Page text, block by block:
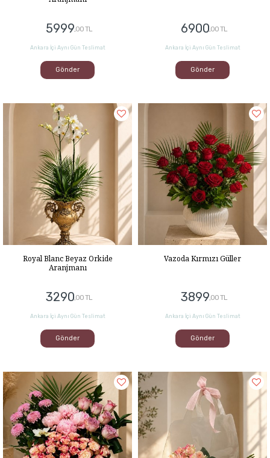
5999,00 TL
Ankara İçi Aynı Gün Teslimat
Gönder
6900,00 TL
Ankara İçi Aynı Gün Teslimat
Gönder
Royal Blanc Beyaz Orkide
Aranjmanı
3290,00 TL
Ankara İçi Aynı Gün Teslimat
Gönder
Vazoda Kırmızı Güller
3899,00 TL
Ankara İçi Aynı Gün Teslimat
Gönder